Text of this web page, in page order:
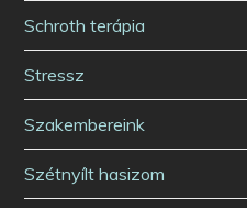
Schroth terápia
Stressz
Szakembereink
Szétnyílt hasizom